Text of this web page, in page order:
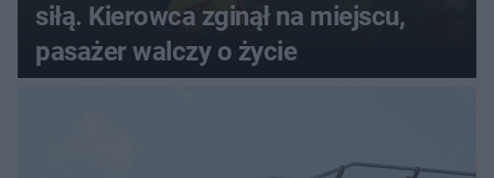
siłą. Kierowca zginął na miejscu,
pasażer walczy o życie